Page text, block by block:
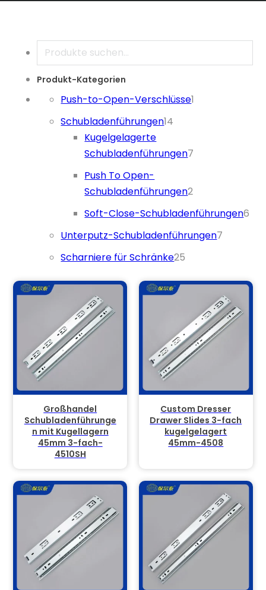
Suche
Produkt-Kategorien
Push-to-Open-Verschlüsse1
Schubladenführungen14
Kugelgelagerte
Schubladenführungen7
Push To Open-
Schubladenführungen22 Produkte
Soft-Close-Schubladenführungen6
Unterputz-Schubladenführungen7
Scharniere für Schränke25
Großhandel
Schubladenführunge
n mit Kugellagern
45mm 3-fach-
4510SH
Custom Dresser
Drawer Slides 3-fach
kugelgelagert
45mm-4508